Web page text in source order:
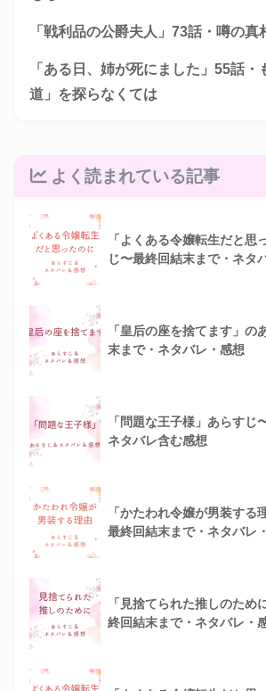
「戦利品の公爵夫人」73話・噂の真
「ある日、姉が死にました」55話・
道」を探らなくては
よく読まれている記事
「よくある令嬢転生だと思
じ〜最終回結末まで・ネタ
「皇后の座を捨てます」の
末まで・ネタバレ・感想
「問題な王子様」あらすじ
ネタバレ含む感想
「かたわれ令嬢が男装する
最終回結末まで・ネタバレ
「見捨てられた推しのため
終回結末まで・ネタバレ・